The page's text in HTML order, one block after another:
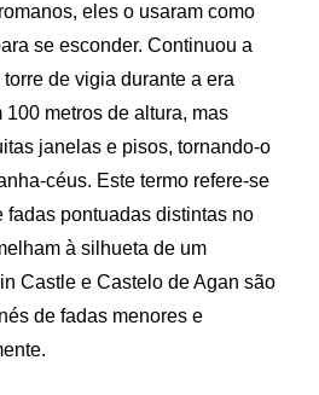
eles o usaram como
se esconder. Continuou a
de vigia durante a era
metros de altura, mas
janelas e pisos, tornando-o
céus. Este termo refere-se
fadas pontuadas distintas no
à silhueta de um
Castle e Castelo de Agan são
de fadas menores e